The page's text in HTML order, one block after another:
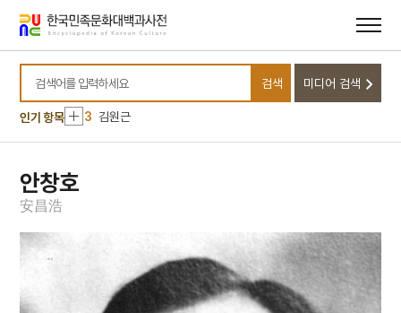
바로가기
바로가기
검색어를 입력하세요
검색 미디어 검색
인기 항목
10 금성대군
1 표민대화
2 가섭산 가섭사
3 김원근
4 뚜껑접시
규합총서
금성대군
안창호
安昌浩